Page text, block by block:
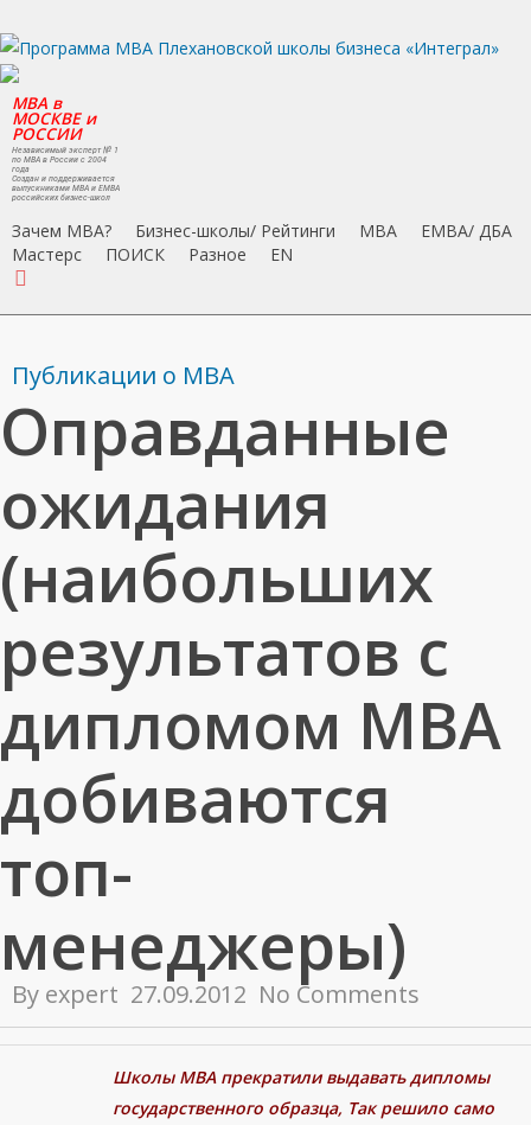
to
main
content
MBA в
МОСКВЕ и
РОССИИ
Независимый эксперт № 1
по MBA в России с 2004
года
Создан и поддерживается
выпускниками MBA и EMBA
российских бизнес-школ
Зачем MBA? Бизнес-школы/ Рейтинги MBA
EMBA/ ДБA
Мастерс
ПОИСК Разное EN
Публикации о МВА
Оправданные
ожидания
(наибольших
результатов с
дипломом MBA
добиваются
топ-
менеджеры)
By expert 27.09.2012 No Comments
Школы МВА прекратили выдавать дипломы
государственного образца, Так решило само